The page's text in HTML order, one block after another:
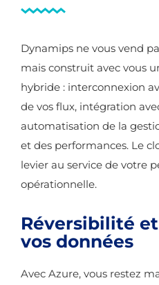
Dynamips ne vous vend
mais construit avec vous
hybride : interconnexion
de vos flux, intégration
automatisation de la
et des performances. Le
levier au service de votre
opérationnelle.
Réversibilité
vos données
Avec Azure, vous restez